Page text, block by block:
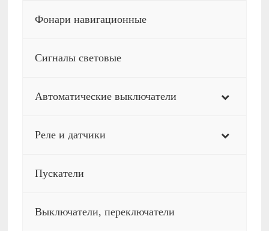
Фонари навигационные
Сигналы световые
Автоматические выключатели
Реле и датчики
Пускатели
Выключатели, переключатели